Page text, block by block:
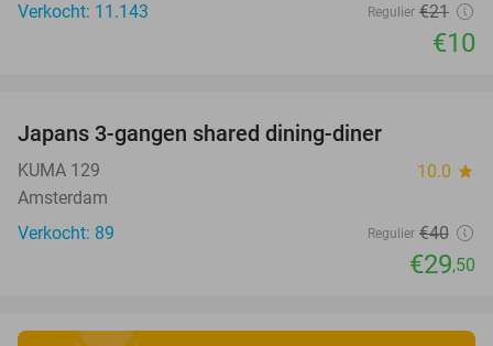
Verkocht: 11.143
Regulier €21
€10
Japans 3-gangen shared dining-diner
KUMA 129 10.0 star
Amsterdam
Verkocht: 89
Regulier €40
€29,50